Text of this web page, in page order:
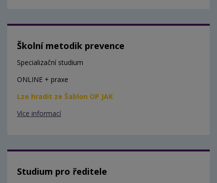
Školní metodik prevence
Specializační studium
ONLINE + praxe
Lze hradit ze Šablon OP JAK
Více informací
Studium pro ředitele